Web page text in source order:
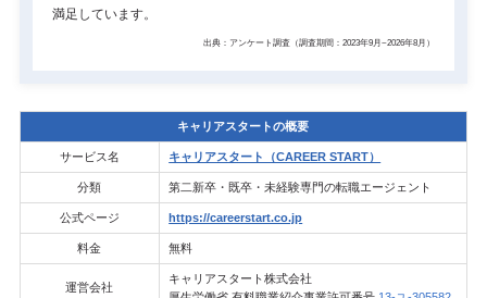
満足しています。
出典：アンケート調査（調査期間：2023年9月~2026年8月）
キャリアスタートの概要
サービス名 キャリアスタート（CAREER START）
分類 第二新卒・既卒・未経験専門の転職エージェント
公式ページ https://careerstart.co.jp
料金 無料
運営会社
キャリアスタート株式会社